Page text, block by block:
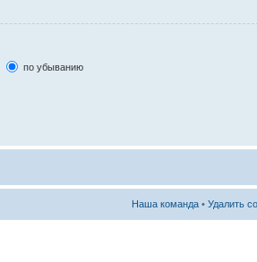
по убыванию
Наша команда • Удалить